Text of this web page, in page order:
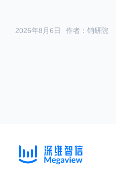
作者：销研院
2026年8月6日